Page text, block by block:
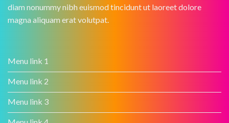
diam nonummy nibh euismod tincidunt ut laoreet dolore
magna aliquam erat volutpat.
Menu link 1
Menu link 2
Menu link 3